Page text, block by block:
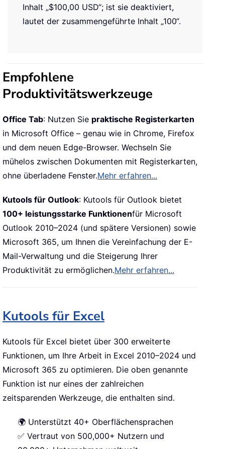
Inhalt „$100,00 USD“; ist sie deaktiviert,
lautet der zusammengeführte Inhalt „100“.
Empfohlene
Produktivitätswerkzeuge
Office Tab: Nutzen Sie praktische Registerkarten
in Microsoft Office – genau wie in Chrome, Firefox
und dem neuen Edge-Browser. Wechseln Sie
mühelos zwischen Dokumenten mit Registerkarten,
ohne überladene Fenster.Mehr erfahren...
Kutools für Outlook: Kutools für Outlook bietet
100+ leistungsstarke Funktionenfür Microsoft
Outlook 2010–2024 (und spätere Versionen) sowie
Microsoft 365, um Ihnen die Vereinfachung der E-
Mail-Verwaltung und die Steigerung Ihrer
Produktivität zu ermöglichen.Mehr erfahren...
Kutools für Excel
Kutools für Excel bietet über 300 erweiterte
Funktionen, um Ihre Arbeit in Excel 2010–2024 und
Microsoft 365 zu optimieren. Die oben genannte
Funktion ist nur eines der zahlreichen
zeitsparenden Werkzeuge, die enthalten sind.
🌍 Unterstützt 40+ Oberflächensprachen
✅ Vertraut von 500,000+ Nutzern und